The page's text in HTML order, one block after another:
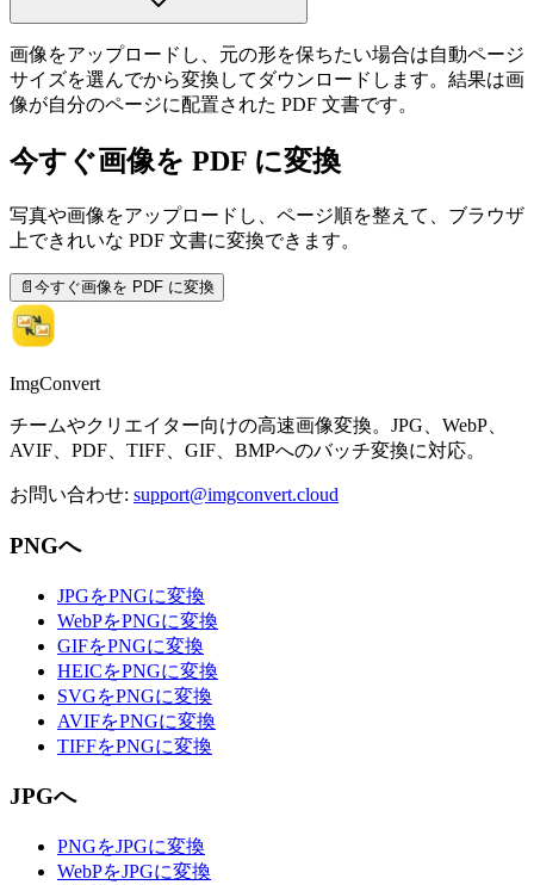
画像をアップロードし、元の形を保ちたい場合は自動ページ
サイズを選んでから変換してダウンロードします。結果は画
像が自分のページに配置された PDF 文書です。
今すぐ画像を PDF に変換
写真や画像をアップロードし、ページ順を整えて、ブラウザ
上できれいな PDF 文書に変換できます。
📄 今すぐ画像を PDF に変換
ImgConvert
チームやクリエイター向けの高速画像変換。JPG、WebP、
AVIF、PDF、TIFF、GIF、BMPへのバッチ変換に対応。
お問い合わせ: support@imgconvert.cloud
PNGへ
JPGをPNGに変換
WebPをPNGに変換
GIFをPNGに変換
HEICをPNGに変換
SVGをPNGに変換
AVIFをPNGに変換
TIFFをPNGに変換
JPGへ
PNGをJPGに変換
WebPをJPGに変換